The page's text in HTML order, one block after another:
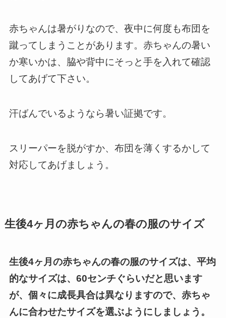
赤ちゃんは暑がりなので、夜中に何度も布団を
蹴ってしまうことがあります。 赤ちゃんの暑い
か寒いかは、脇や背中にそっと手を入れて確認
してあげて下さい。
汗ばんでいるようなら暑い証拠です。
スリーパーを脱がすか、布団を薄くするかして
対応してあげましょう。
生後4ヶ月の赤ちゃんの春の服のサイズ
生後4ヶ月の赤ちゃんの春の服のサイズは、平均
的なサイズは、60センチぐらいだと思います
が、個々に成長具合は異なりますので、赤ちゃ
んに合わせたサイズを選ぶようにしましょう。